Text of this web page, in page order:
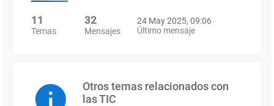
11
Temas
32
Mensajes
24 May 2025, 09:06
Último mensaje
Otros temas relacionados con
las TIC